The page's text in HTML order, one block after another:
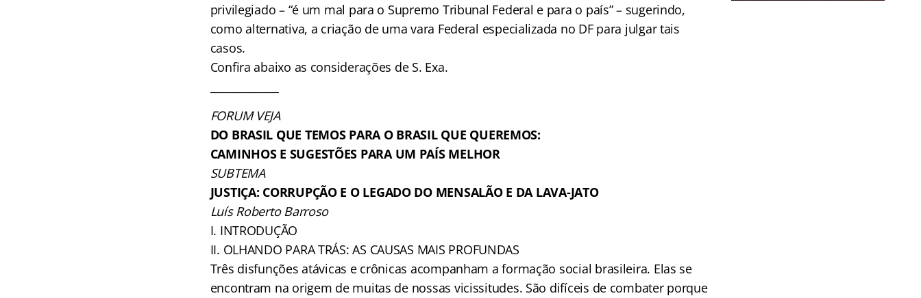
privilegiado – “é um mal para o Supremo Tribunal Federal e para o país” – sugerindo,
como alternativa, a criação de uma vara Federal especializada no DF para julgar tais
casos.
Confira abaixo as considerações de S. Exa.
FORUM VEJA
DO BRASIL QUE TEMOS PARA O BRASIL QUE QUEREMOS:
CAMINHOS E SUGESTÕES PARA UM PAÍS MELHOR
SUBTEMA
JUSTIÇA: CORRUPÇÃO E O LEGADO DO MENSALÃO E DA LAVA-JATO
Luís Roberto Barroso
I. INTRODUÇÃO
II. OLHANDO PARA TRÁS: AS CAUSAS MAIS PROFUNDAS
Três disfunções atávicas e crônicas acompanham a formação social brasileira. Elas se
encontram na origem de muitas de nossas vicissitudes. São difíceis de combater porque